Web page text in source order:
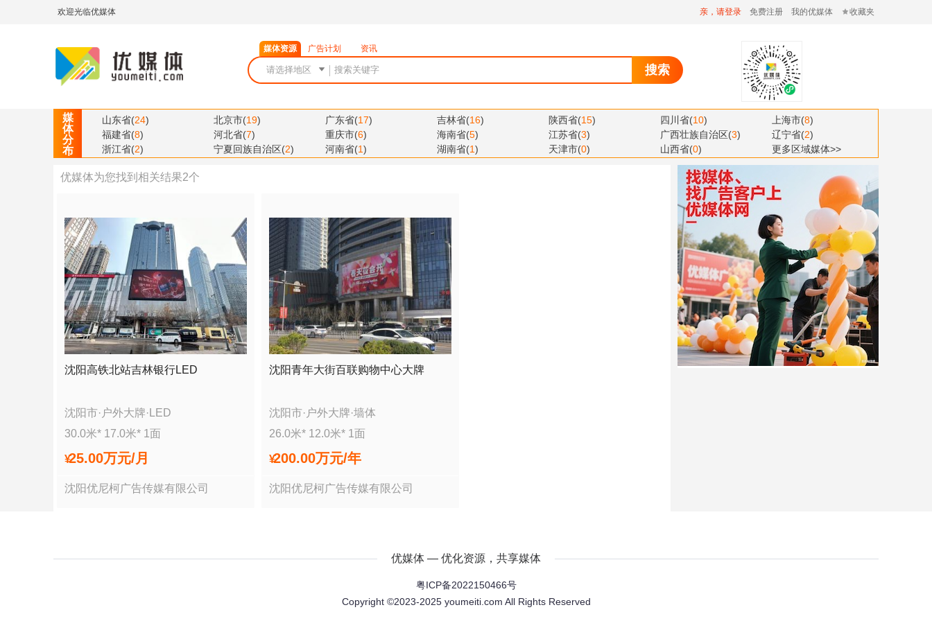
欢迎光临优媒体 亲，请登录 免费注册 我的优媒体 收藏夹
媒体资源 广告计划 资讯
搜索
媒
体
分
布
山东省(24) 北京市(19) 广东省(17) 吉林省(16) 陕西省(15) 四川省(10) 上海市(8)
福建省(8) 河北省(7) 重庆市(6) 海南省(5) 江苏省(3) 广西壮族自治区(3) 辽宁省(2)
浙江省(2) 宁夏回族自治区(2) 河南省(1) 湖南省(1) 天津市(0) 山西省(0) 更多区域媒体>>
优媒体为您找到相关结果2个
沈阳高铁北站吉林银行LED
沈阳市· 户外大牌· LED
30.0米* 17.0米* 1 面
¥25.00万元/月
沈阳优尼柯广告传媒有限公司
沈阳青年大街百联购物中心大牌
沈阳市· 户外大牌·墙体
26.0米* 12.0米* 1 面
¥200.00万元/年
沈阳优尼柯广告传媒有限公司
优媒体 — 优化资源，共享媒体
粤ICP备2022150466号
Copyright ©2023-2025 youmeiti.com All Rights Reserved